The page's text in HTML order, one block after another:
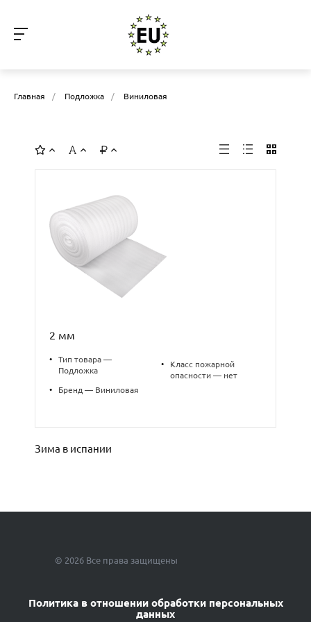
Главная / Подложка / Виниловая
2 мм
•
Тип товара —
Подложка
• Бренд — Виниловая
•
Класс пожарной
опасности — нет
Зима в испании
© 2026 Все права защищены
Политика в отношении обработки персональных
данных